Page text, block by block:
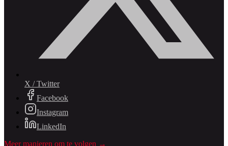
X / Twitter
Facebook
Instagram
LinkedIn
Meer manieren om te volgen →